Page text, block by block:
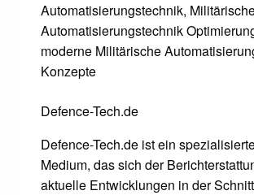
Automatisierungstechnik,
Automatisierungstechnik
moderne Militärische
Konzepte
Defence-Tech.de
Defence-Tech.de ist ein
Medium, das sich der
aktuelle Entwicklungen in der